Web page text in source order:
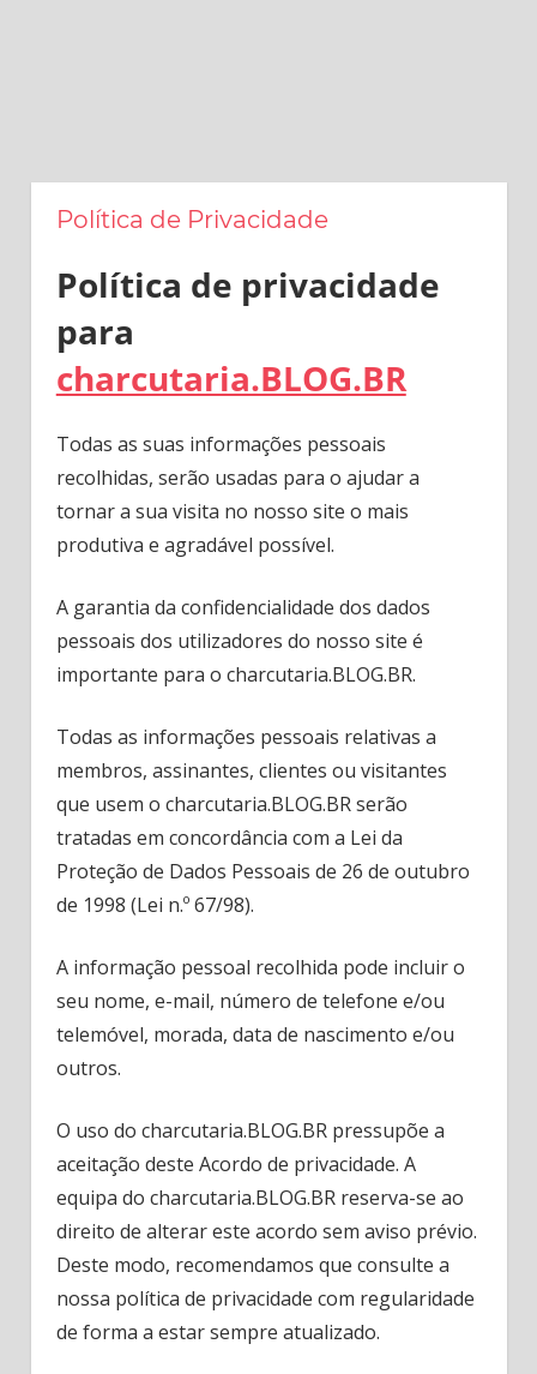
Política de Privacidade
Política de privacidade
para
charcutaria.BLOG.BR
Todas as suas informações pessoais
recolhidas, serão usadas para o ajudar a
tornar a sua visita no nosso site o mais
produtiva e agradável possível.
A garantia da confidencialidade dos dados
pessoais dos utilizadores do nosso site é
importante para o charcutaria.BLOG.BR.
Todas as informações pessoais relativas a
membros, assinantes, clientes ou visitantes
que usem o charcutaria.BLOG.BR serão
tratadas em concordância com a Lei da
Proteção de Dados Pessoais de 26 de outubro
de 1998 (Lei n.º 67/98).
A informação pessoal recolhida pode incluir o
seu nome, e-mail, número de telefone e/ou
telemóvel, morada, data de nascimento e/ou
outros.
O uso do charcutaria.BLOG.BR pressupõe a
aceitação deste Acordo de privacidade. A
equipa do charcutaria.BLOG.BR reserva-se ao
direito de alterar este acordo sem aviso prévio.
Deste modo, recomendamos que consulte a
nossa política de privacidade com regularidade
de forma a estar sempre atualizado.